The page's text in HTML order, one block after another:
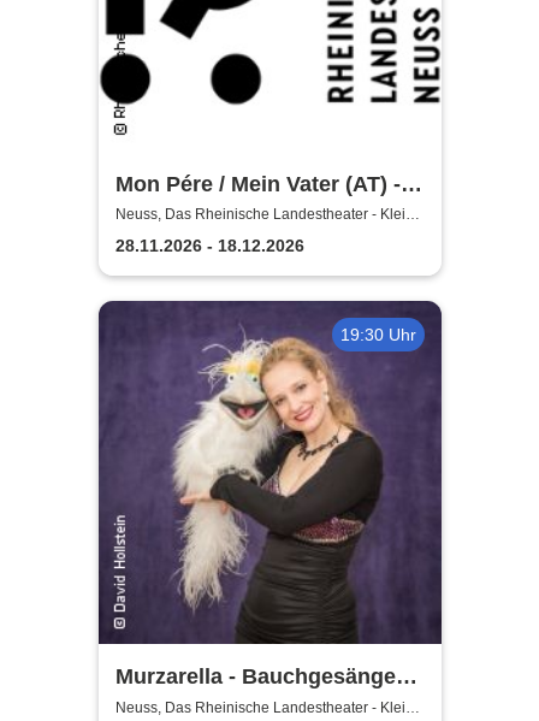
Mon Pére / Mein Vater (AT) -
Rheinisches Landestheater
Neuss
Neuss, Das Rheinische Landestheater - Kleine
Bühne
28.11.2026 - 18.12.2026
19:30 Uhr
Murzarella - Bauchgesänge
und andere Ungereimtheiten
Neuss, Das Rheinische Landestheater - Kleine